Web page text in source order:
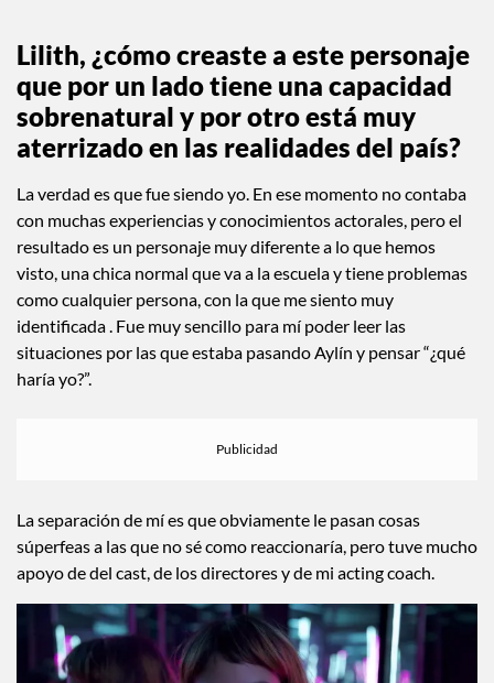
Lilith, ¿cómo creaste a este personaje
que por un lado tiene una capacidad
sobrenatural y por otro está muy
aterrizado en las realidades del país?
La verdad es que fue siendo yo. En ese momento no contaba
con muchas experiencias y conocimientos actorales, pero el
resultado es un personaje muy diferente a lo que hemos
visto, una chica normal que va a la escuela y tiene problemas
como cualquier persona, con la que me siento muy
identificada . Fue muy sencillo para mí poder leer las
situaciones por las que estaba pasando Aylín y pensar “¿qué
haría yo?”.
La separación de mí es que obviamente le pasan cosas
súperfeas a las que no sé como reaccionaría, pero tuve mucho
apoyo de del cast, de los directores y de mi acting coach.